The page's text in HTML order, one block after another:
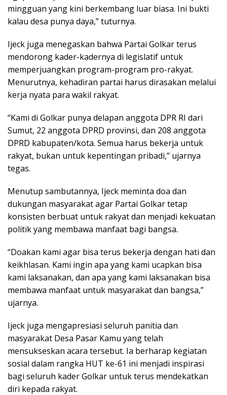
mingguan yang kini berkembang luar biasa. Ini bukti
kalau desa punya daya,” tuturnya.
Ijeck juga menegaskan bahwa Partai Golkar terus
mendorong kader-kadernya di legislatif untuk
memperjuangkan program-program pro-rakyat.
Menurutnya, kehadiran partai harus dirasakan melalui
kerja nyata para wakil rakyat.
“Kami di Golkar punya delapan anggota DPR RI dari
Sumut, 22 anggota DPRD provinsi, dan 208 anggota
DPRD kabupaten/kota. Semua harus bekerja untuk
rakyat, bukan untuk kepentingan pribadi,” ujarnya
tegas.
Menutup sambutannya, Ijeck meminta doa dan
dukungan masyarakat agar Partai Golkar tetap
konsisten berbuat untuk rakyat dan menjadi kekuatan
politik yang membawa manfaat bagi bangsa.
“Doakan kami agar bisa terus bekerja dengan hati dan
keikhlasan. Kami ingin apa yang kami ucapkan bisa
kami laksanakan, dan apa yang kami laksanakan bisa
membawa manfaat untuk masyarakat dan bangsa,”
ujarnya.
Ijeck juga mengapresiasi seluruh panitia dan
masyarakat Desa Pasar Kamu yang telah
mensukseskan acara tersebut. Ia berharap kegiatan
sosial dalam rangka HUT ke-61 ini menjadi inspirasi
bagi seluruh kader Golkar untuk terus mendekatkan
diri kepada rakyat.